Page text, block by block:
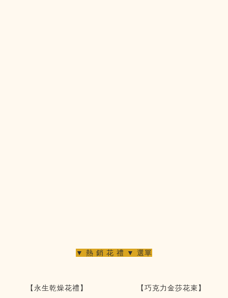
▼ 熱 銷 花 禮 ▼ 選單
【永生乾燥花禮】 【巧克力金莎花束】